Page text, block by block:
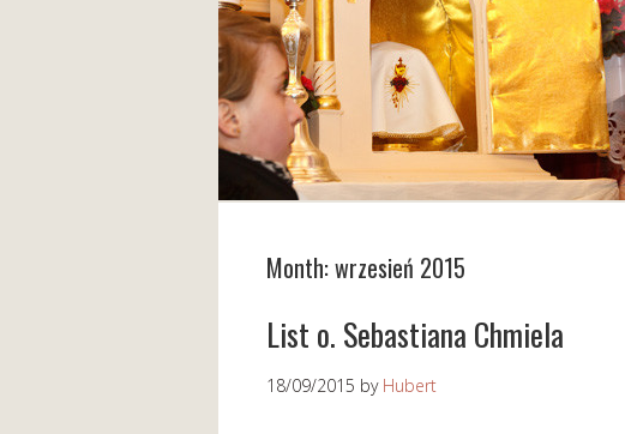
Month:wrzesień 2015
List o. Sebastiana Chmiela
18/09/2015 by Hubert